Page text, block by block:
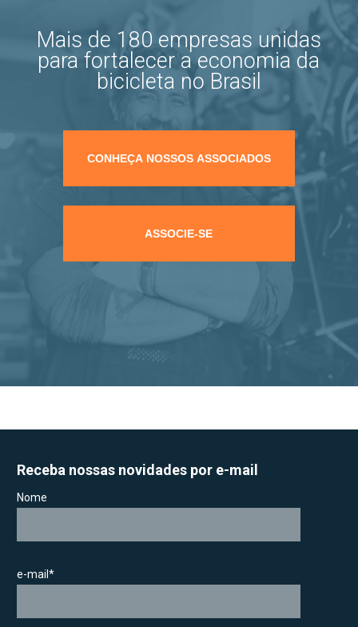
Mais de 180 empresas unidas
para fortalecer a economia da
bicicleta no Brasil
CONHEÇA NOSSOS ASSOCIADOS
ASSOCIE-SE
Receba nossas novidades por e-mail
Nome
e-mail*